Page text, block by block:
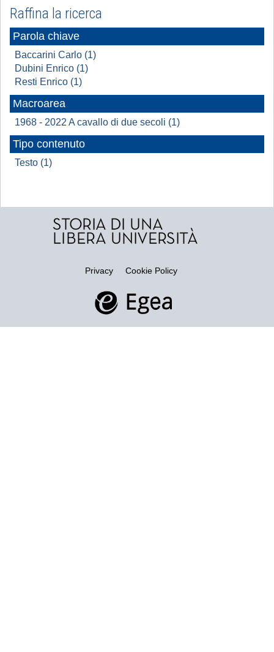
Raffina la ricerca
Parola chiave
Baccarini Carlo (1)
Dubini Enrico (1)
Resti Enrico (1)
Macroarea
1968 - 2022 A cavallo di due secoli (1)
Tipo contenuto
Testo (1)
Privacy Cookie Policy